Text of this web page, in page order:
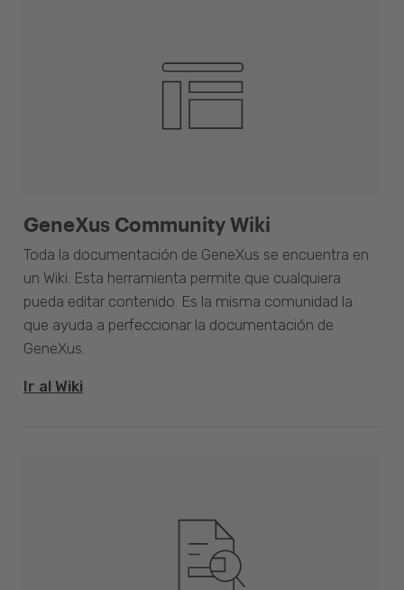
GeneXus Community Wiki
Toda la documentación de GeneXus se encuentra en
un Wiki. Esta herramienta permite que cualquiera
pueda editar contenido. Es la misma comunidad la
que ayuda a perfeccionar la documentación de
GeneXus.
Ir al Wiki